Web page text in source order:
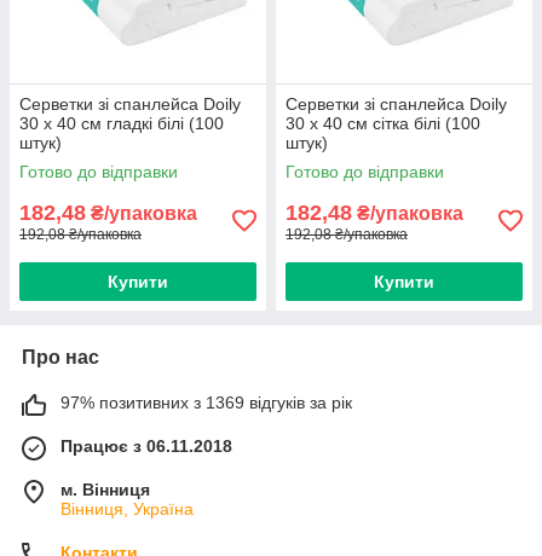
Серветки зі спанлейса Doily
30 х 40 см гладкі білі (100
штук)
Готово до відправки
182,48 ₴/упаковка
192,08 ₴/упаковка
Купити
Серветки зі спанлейса Doily
30 х 40 см сітка білі (100
штук)
Готово до відправки
182,48 ₴/упаковка
192,08 ₴/упаковка
Купити
Про нас
97% позитивних з 1369 відгуків за рік
Працює з 06.11.2018
м. Вінниця
Вінниця, Україна